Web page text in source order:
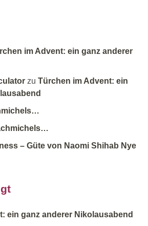
im Advent: ein ganz anderer
zu Türchen im Advent: ein
– Güte von Naomi Shihab Nye
ein ganz anderer Nikolausabend